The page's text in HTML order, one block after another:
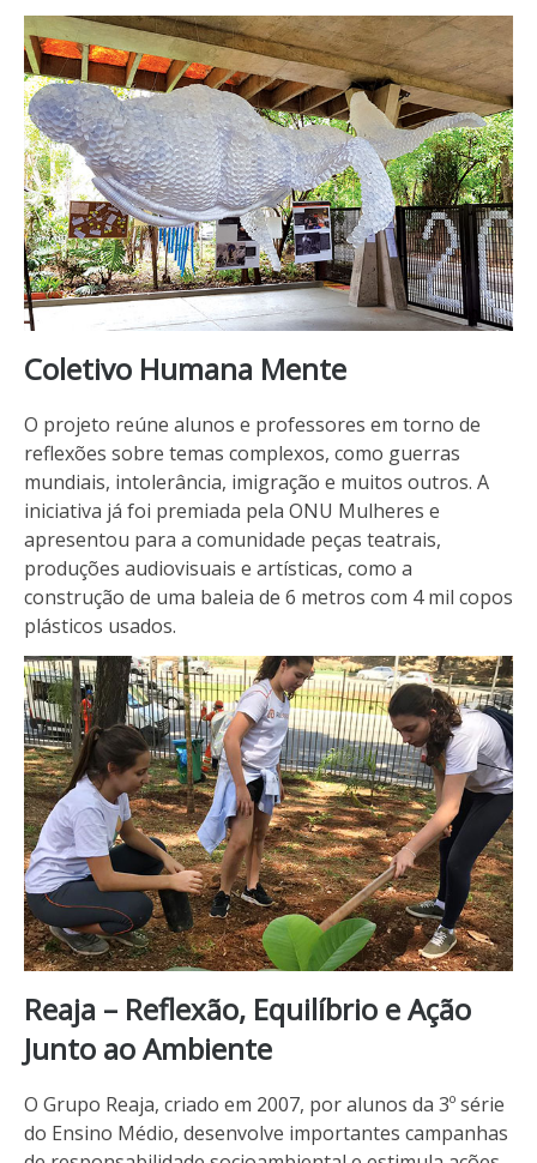
Coletivo Humana Mente
O projeto reúne alunos e professores em torno de
reflexões sobre temas complexos, como guerras
mundiais, intolerância, imigração e muitos outros. A
iniciativa já foi premiada pela ONU Mulheres e
apresentou para a comunidade peças teatrais,
produções audiovisuais e artísticas, como a
construção de uma baleia de 6 metros com 4 mil copos
plásticos usados.
Reaja – Reflexão, Equilíbrio e Ação
Junto ao Ambiente
O Grupo Reaja, criado em 2007, por alunos da 3º série
do Ensino Médio, desenvolve importantes campanhas